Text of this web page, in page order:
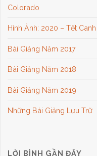
Colorado
Hình Ảnh: 2020 – Tết
Bài Giảng Năm 2017
Bài Giảng Năm 2018
Bài Giảng Năm 2019
Những Bài Giảng Lưu Trữ
LỜI BÌNH GẦN ĐÂY